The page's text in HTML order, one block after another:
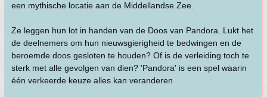
een mythische locatie aan de Middellandse Zee.
Ze leggen hun lot in handen van de Doos van Pandora. Lukt het
de deelnemers om hun nieuwsgierigheid te bedwingen en de
beroemde doos gesloten te houden? Of is de verleiding toch te
sterk met alle gevolgen van dien? 'Pandora' is een spel waarin
één verkeerde keuze alles kan veranderen